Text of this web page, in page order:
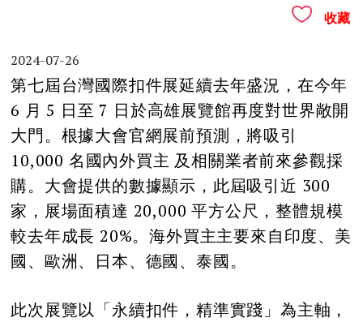
收藏
2024-07-26
第七屆台灣國際扣件展延續去年盛況，在今年
6 月 5 日至 7 日於高雄展覽館再度對世界敞開
大門。根據大會官網展前預測，將吸引
10,000 名國內外買主 及相關業者前來參觀採
購。大會提供的數據顯示，此屆吸引近 300
家，展場面積達 20,000 平方公尺，整體規模
較去年成長 20%。海外買主主要來自印度、美
國、歐洲、日本、德國、泰國。
此次展覽以「永續扣件，精準實踐」為主軸，